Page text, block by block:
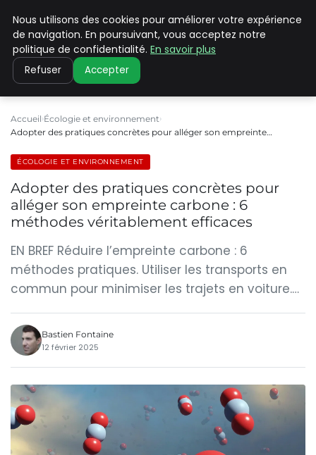
CLIMATE C ADVANCED
Accueil Écologie et environnement
Adopter des pratiques concrètes pour alléger son empreinte…
ÉCOLOGIE ET ENVIRONNEMENT
Adopter des pratiques concrètes pour
alléger son empreinte carbone : 6
méthodes véritablement efficaces
EN BREF Réduire l’empreinte carbone : 6
méthodes pratiques. Utiliser les transports en
commun pour minimiser les trajets en voiture.…
Bastien Fontaine
12 février 2025
Nous utilisons des cookies pour améliorer votre expérience
de navigation. En poursuivant, vous acceptez notre
politique de confidentialité. En savoir plus
Refuser Accepter